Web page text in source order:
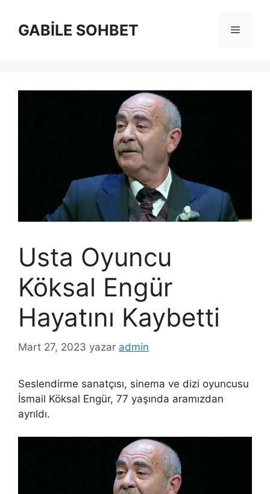
GABİLE SOHBET Menü
Usta Oyuncu
Köksal Engür
Hayatını Kaybetti
Mart 27, 2023 yazar admin
Seslendirme sanatçısı, sinema ve dizi oyuncusu
İsmail Köksal Engür, 77 yaşında aramızdan
ayrıldı.